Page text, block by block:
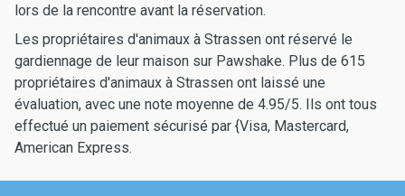
lors de la rencontre avant la réservation.
Les propriétaires d'animaux à Strassen ont réservé le
gardiennage de leur maison sur Pawshake. Plus de 615
propriétaires d'animaux à Strassen ont laissé une
évaluation, avec une note moyenne de 4.95/5. Ils ont tous
effectué un paiement sécurisé par {Visa, Mastercard,
American Express.